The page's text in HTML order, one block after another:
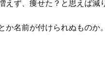
えず、痩せた？と思えば減
か名前が付けられぬものか。